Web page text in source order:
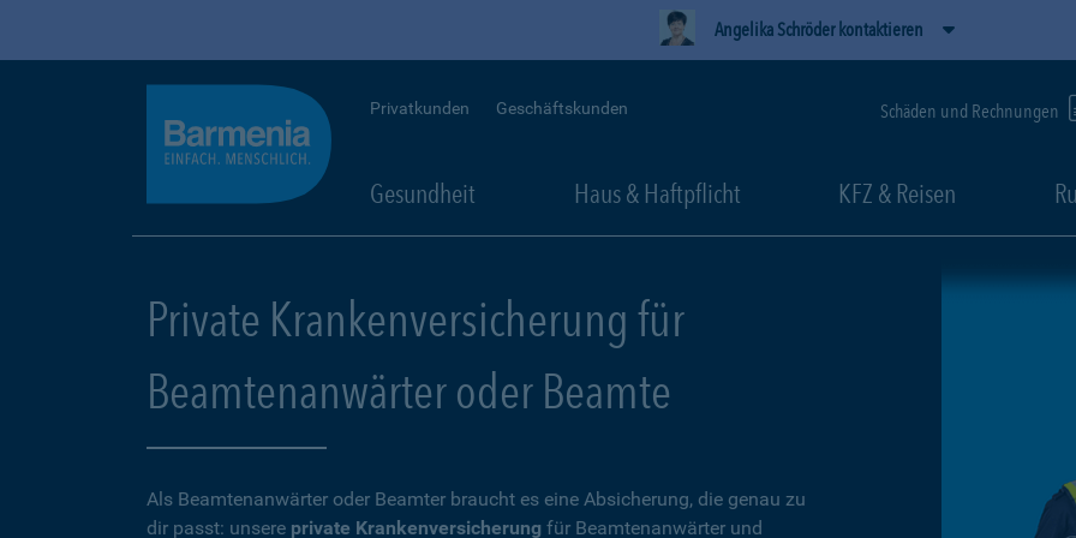
Angelika Schröder kontaktieren
Privatkunden Geschäftskunden Schäden und Rechnungen
Gesundheit Haus & Haftpflicht KFZ & Reisen
Private Krankenversicherung für
Beamtenanwärter oder Beamte
Als Beamtenanwärter oder Beamter braucht es eine Absicherung, die genau zu
dir passt: unsere private Krankenversicherung für Beamtenanwärter und